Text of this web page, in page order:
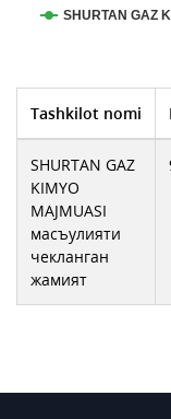
SHURTAN GAZ
Tashkilot nomi
SHURTAN GAZ
KIMYO
MAJMUASI
масъулияти
чекланган
жамият